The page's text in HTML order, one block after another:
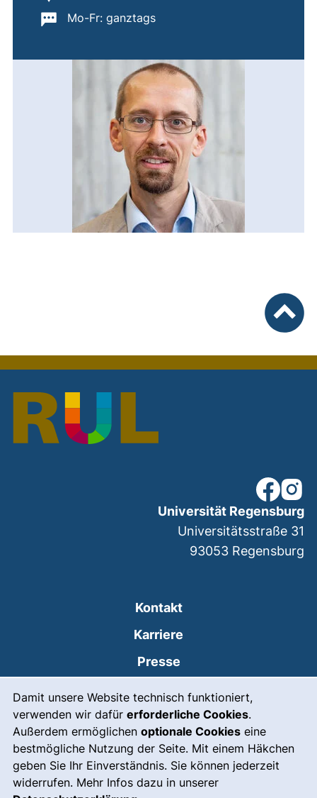
Damit unsere Website technisch funktioniert,
verwenden wir dafür erforderliche Cookies.
Außerdem ermöglichen optionale Cookies eine
bestmögliche Nutzung der Seite. Mit einem Häkchen
geben Sie Ihr Einverständnis. Sie können jederzeit
widerrufen. Mehr Infos dazu in unserer
Wichtige Informationen:
Mo-Fr: ganztags
unsere
Kontakt
Karriere
Presse
Leichte Sprache
Gebärdensprache
Notfall(externer Link, öffnet
Universität Regensburg
Universitätsstraße 31
93053 Regensburg